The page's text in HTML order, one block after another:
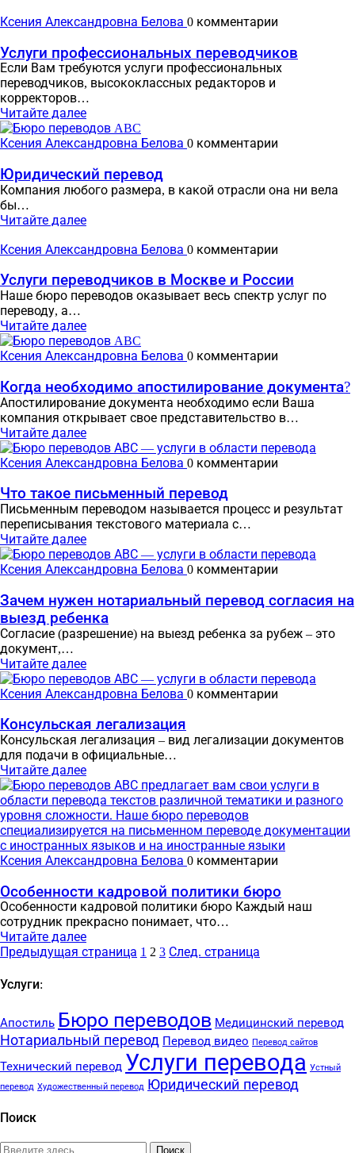
Ксения Александровна Белова 0 комментарии
Услуги профессиональных переводчиков
Если Вам требуются услуги профессиональных
переводчиков, высококлассных редакторов и
корректоров…
Читайте далее
Ксения Александровна Белова 0 комментарии
Юридический перевод
Компания любого размера, в какой отрасли она ни вела
бы…
Читайте далее
Ксения Александровна Белова 0 комментарии
Услуги переводчиков в Москве и России
Наше бюро переводов оказывает весь спектр услуг по
переводу, а…
Читайте далее
Ксения Александровна Белова 0 комментарии
Когда необходимо апостилирование документа?
Апостилирование документа необходимо если Ваша
компания открывает свое представительство в…
Читайте далее
Ксения Александровна Белова 0 комментарии
Что такое письменный перевод
Письменным переводом называется процесс и результат
переписывания текстового материала с…
Читайте далее
Ксения Александровна Белова 0 комментарии
Зачем нужен нотариальный перевод согласия на
выезд ребенка
Согласие (разрешение) на выезд ребенка за рубеж – это
документ,…
Читайте далее
Ксения Александровна Белова 0 комментарии
Консульская легализация
Консульская легализация – вид легализации документов
для подачи в официальные…
Читайте далее
Ксения Александровна Белова 0 комментарии
Особенности кадровой политики бюро
Особенности кадровой политики бюро Каждый наш
сотрудник прекрасно понимает, что…
Читайте далее
Пагинация
записей
Предыдущая страница 1 2 3 След. страница
Услуги:
Апостиль Бюро переводов Медицинский перевод
Нотариальный перевод Перевод видео Перевод сайтов
Технический перевод Услуги перевода Устный
перевод Художественный перевод Юридический перевод
Поиск